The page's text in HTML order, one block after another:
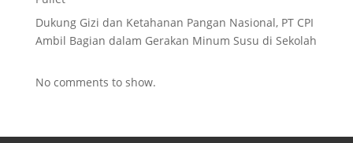
Dukung Gizi dan Ketahanan Pangan Nasional, PT CPI
Ambil Bagian dalam Gerakan Minum Susu di Sekolah
No comments to show.